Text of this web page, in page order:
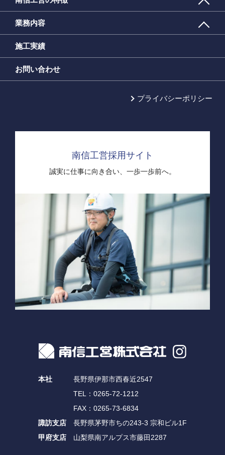
業務内容
施工実績
お問い合わせ
プライバシーポリシー
南信工営採用サイト
誠実に仕事に向き合い、 一歩一歩前へ。
本社
長野県伊那市西春近2547
TEL：0265-72-1212
FAX：0265-73-6834
諏訪支店
長野県茅野市ちの243-3 宗和ビル1F
甲府支店
山梨県南アルプス市藤田2287